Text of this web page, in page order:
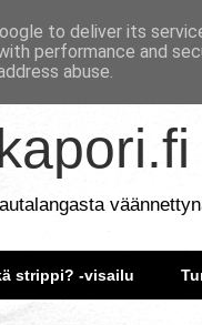
strippi? -visailu
to deliver its
performance and
abuse.